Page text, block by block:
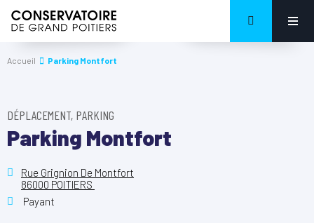
Accueil Parking Montfort
DÉPLACEMENT, PARKING
Parking Montfort
Rue Grignion De Montfort
86000 POITIERS
Payant